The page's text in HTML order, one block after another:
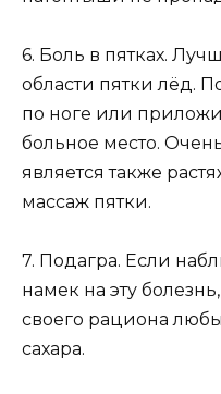
6. Боль в пятках.
области пятки лёд.
по ноге или
больное место.
является также
массаж пятки.
7. Подагра. Если
намек на эту
своего рациона
сахара.